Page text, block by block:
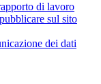
di lavoro
sul sito
dei dati